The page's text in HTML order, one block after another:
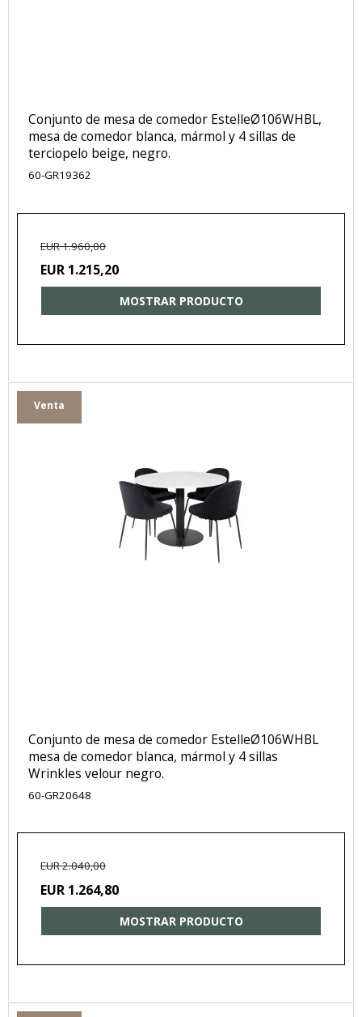
Conjunto de mesa de comedor EstelleØ106WHBL,
mesa de comedor blanca, mármol y 4 sillas de
terciopelo beige, negro.
60-GR19362
EUR 1.960,00
EUR 1.215,20
MOSTRAR PRODUCTO
Venta
Conjunto de mesa de comedor EstelleØ106WHBL
mesa de comedor blanca, mármol y 4 sillas
Wrinkles velour negro.
60-GR20648
EUR 2.040,00
EUR 1.264,80
MOSTRAR PRODUCTO